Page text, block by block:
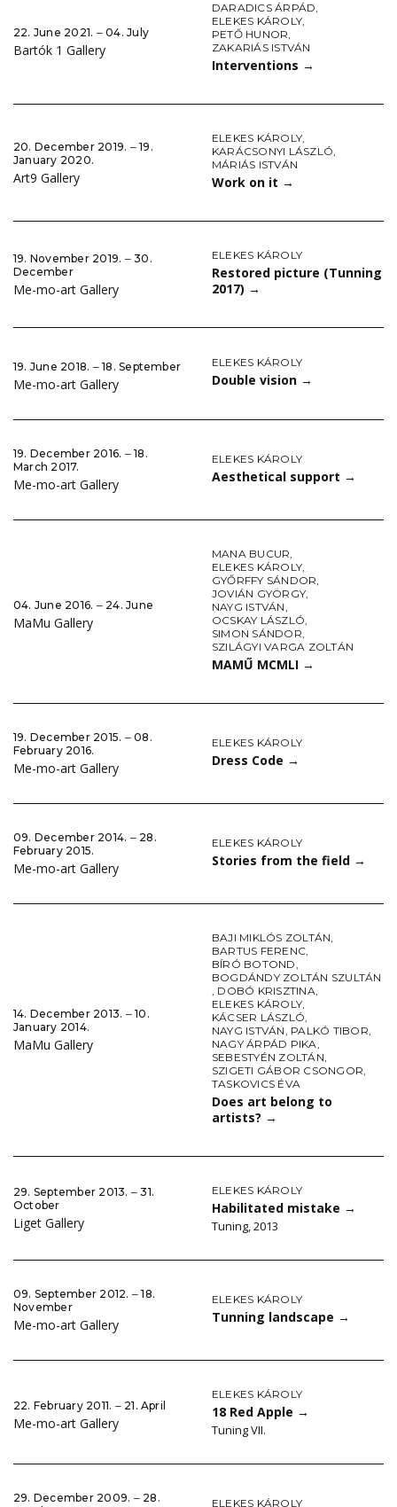
22. June 2021. ‒ 04. July
Bartók 1 Gallery
DARADICS ÁRPÁD,
ELEKES KÁROLY,
PETŐ HUNOR,
ZAKARIÁS ISTVÁN
Interventions →
20. December 2019. ‒ 19.
January 2020.
Art9 Gallery
ELEKES KÁROLY,
KARÁCSONYI LÁSZLÓ,
MÁRIÁS ISTVÁN
Work on it →
19. November 2019. ‒ 30.
December
Me-mo-art Gallery
ELEKES KÁROLY
Restored picture (Tunning
2017) →
19. June 2018. ‒ 18. September
Me-mo-art Gallery
ELEKES KÁROLY
Double vision →
19. December 2016. ‒ 18.
March 2017.
Me-mo-art Gallery
ELEKES KÁROLY
Aesthetical support →
04. June 2016. ‒ 24. June
MaMu Gallery
MANA BUCUR,
ELEKES KÁROLY,
GYŐRFFY SÁNDOR,
JOVIÁN GYÖRGY,
NAYG ISTVÁN,
OCSKAY LÁSZLÓ,
SIMON SÁNDOR,
SZILÁGYI VARGA ZOLTÁN
MAMŰ MCMLI →
19. December 2015. ‒ 08.
February 2016.
Me-mo-art Gallery
ELEKES KÁROLY
Dress Code →
09. December 2014. ‒ 28.
February 2015.
Me-mo-art Gallery
ELEKES KÁROLY
Stories from the field →
14. December 2013. ‒ 10.
January 2014.
MaMu Gallery
BAJI MIKLÓS ZOLTÁN,
BARTUS FERENC,
BÍRÓ BOTOND,
BOGDÁNDY ZOLTÁN SZULTÁN
, DOBÓ KRISZTINA,
ELEKES KÁROLY,
KÁCSER LÁSZLÓ,
NAYG ISTVÁN, PALKÓ TIBOR,
NAGY ÁRPÁD PIKA,
SEBESTYÉN ZOLTÁN,
SZIGETI GÁBOR CSONGOR,
TASKOVICS ÉVA
Does art belong to
artists? →
29. September 2013. ‒ 31.
October
Liget Gallery
ELEKES KÁROLY
Habilitated mistake →
Tuning, 2013
09. September 2012. ‒ 18.
November
Me-mo-art Gallery
ELEKES KÁROLY
Tunning landscape →
22. February 2011. ‒ 21. April
Me-mo-art Gallery
ELEKES KÁROLY
18 Red Apple →
Tuning VII.
29. December 2009. ‒ 28.
ELEKES KÁROLY